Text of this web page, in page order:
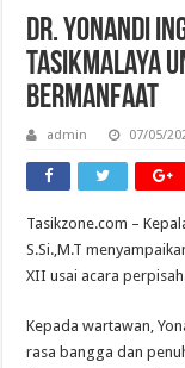
Dr. Yonandi
Tasikmalaya
Bermanfaat
admin 07/05/
Tasikzone.com –
S.Si.,M.T
XII usai acara
Kepada wartawan,
rasa bangga dan